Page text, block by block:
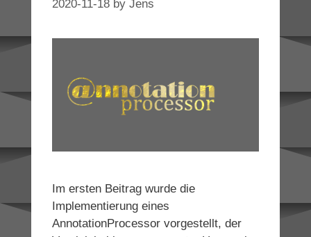
2020-11-18 by Jens
Im ersten Beitrag wurde die
Implementierung eines
AnnotationProcessor vorgestellt, der